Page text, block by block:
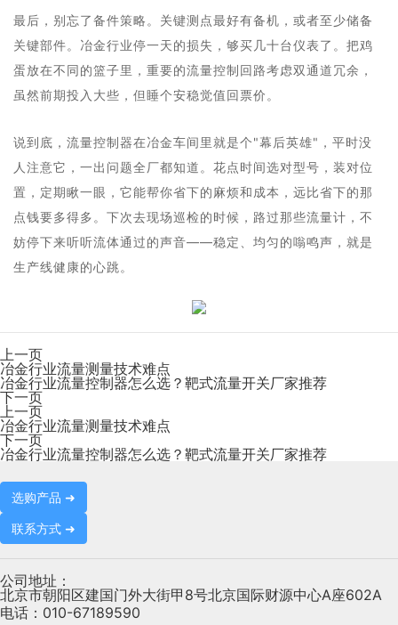
最后，别忘了备件策略。关键测点最好有备机，或者至少储备
关键部件。冶金行业停一天的损失，够买几十台仪表了。把鸡
蛋放在不同的篮子里，重要的流量控制回路考虑双通道冗余，
虽然前期投入大些，但睡个安稳觉值回票价。
说到底，流量控制器在冶金车间里就是个"幕后英雄"，平时没
人注意它，一出问题全厂都知道。花点时间选对型号，装对位
置，定期瞅一眼，它能帮你省下的麻烦和成本，远比省下的那
点钱要多得多。下次去现场巡检的时候，路过那些流量计，不
妨停下来听听流体通过的声音——稳定、均匀的嗡鸣声，就是
生产线健康的心跳。
上一页
冶金行业流量测量技术难点
冶金行业流量控制器怎么选？靶式流量开关厂家推荐
下一页
上一页
冶金行业流量测量技术难点
下一页
冶金行业流量控制器怎么选？靶式流量开关厂家推荐
选购产品 ➜
联系方式 ➜
公司地址：
北京市朝阳区建国门外大街甲8号北京国际财源中心A座602A
电话： 010-67189590